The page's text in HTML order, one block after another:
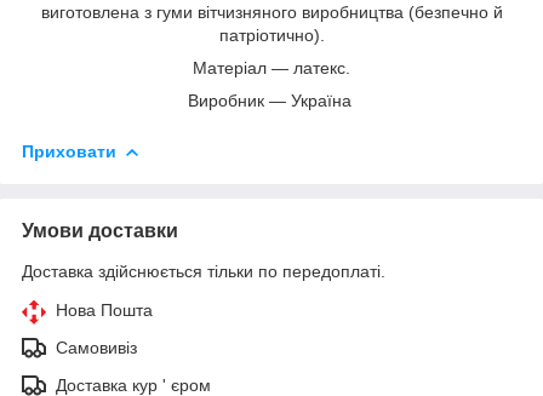
виготовлена з гуми вітчизняного виробництва (безпечно й
патріотично).
Матеріал — латекс.
Виробник — Україна
Приховати
Умови доставки
Доставка здійснюється тільки по передоплаті.
Нова Пошта
Самовивіз
Доставка кур ' єром